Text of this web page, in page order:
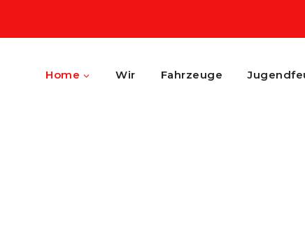
Home Wir Fahrzeuge